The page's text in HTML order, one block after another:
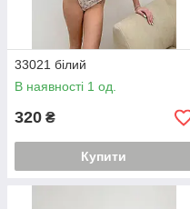
33021 білий
В наявності 1 од.
320 ₴
Купити